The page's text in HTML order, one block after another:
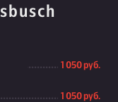
1 050 руб.
1 050 руб.